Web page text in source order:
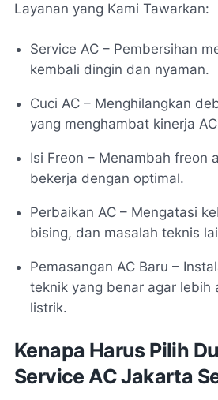
Layanan yang Kami Tawarkan:
Service AC – Pembersihan
kembali dingin dan nyaman.
Cuci AC – Menghilangkan
yang menghambat kinerja
Isi Freon – Menambah freon
bekerja dengan optimal.
Perbaikan AC – Mengatasi
bising, dan masalah teknis
Pemasangan AC Baru –
teknik yang benar agar lebih
listrik.
Kenapa Harus Pilih
Service AC Jakarta